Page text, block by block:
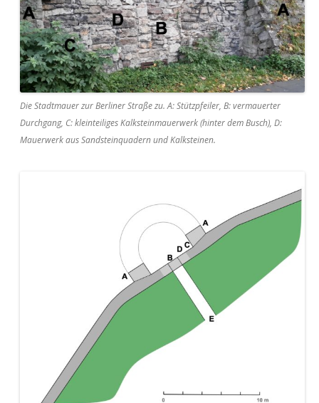
Die Stadtmauer zur Berliner Straße zu. A: Stützpfeiler, B: vermauerter
Durchgang, C: kleinteiliges Kalksteinmauerwerk (hinter dem Busch), D:
Mauerwerk aus Sandsteinquadern und Kalksteinen.